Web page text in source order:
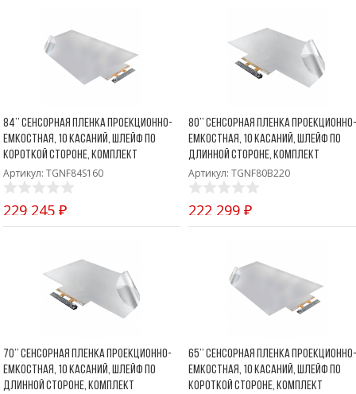
84’’ Сенсорная пленка проекционно-
емкостная, 10 касаний, шлейф по
короткой стороне, комплект
Артикул: TGNF84S160
229 245 ₽
80’’ Сенсорная пленка проекционно-
емкостная, 10 касаний, шлейф по
длинной стороне, комплект
Артикул: TGNF80B220
222 299 ₽
70’’ Сенсорная пленка проекционно-
емкостная, 10 касаний, шлейф по
длинной стороне, комплект
65’’ Сенсорная пленка проекционно-
емкостная, 10 касаний, шлейф по
короткой стороне, комплект